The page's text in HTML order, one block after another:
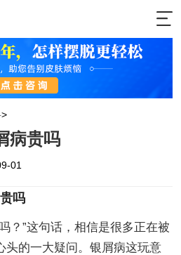
>
病贵吗
01
吗
？”这句话，相信是很多正在被
头的一大疑问。银屑病这玩意